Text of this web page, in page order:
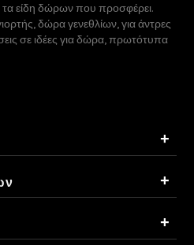
τα είδη δώρων που προσφέρει.
δώρα γενεθλίων, για άντρες
σε ιδέες για δώρα, πρωτότυπα
+
+
+